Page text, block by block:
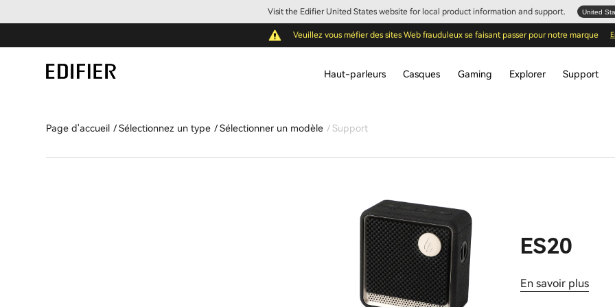
Visit the Edifier United States website for local product information and support. United
Veuillez vous méfier des sites Web frauduleux se faisant passer pour notre marque
Haut-parleurs Casques Gaming Explorer Support
Page d'accueil Sélectionnez un type Sélectionner un modèle Support
ES20
En savoir plus